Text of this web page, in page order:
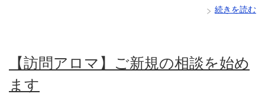
続きを読む
【訪問アロマ】ご新規の相談を始め
ます